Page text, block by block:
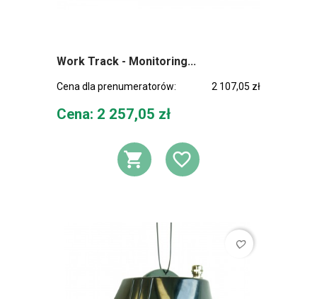
Work Track - Monitoring...
Cena dla prenumeratorów: 2 107,05 zł
Cena
Cena: 2 257,05 zł
DODAJ DO
DODAJ DO
favorite_border